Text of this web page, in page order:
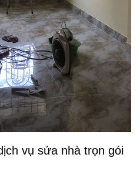
vụ sửa nhà trọn gói